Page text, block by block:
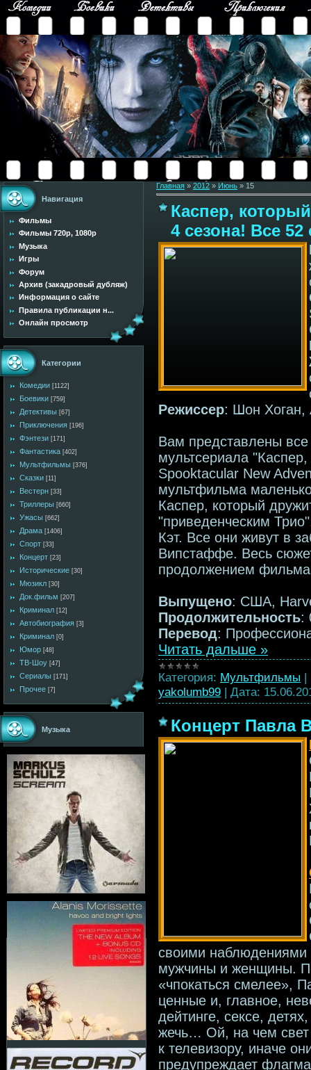
Навигация
Фильмы
Фильмы 720p, 1080p
Музыка
Игры
Форум
Архив (закадровый дубляж)
Информация о сайте
Правила публикации н...
Онлайн просмотр
Категории
Комедии [1122]
Боевики [759]
Детективы [67]
Приключения [196]
Фэнтези [171]
Фантастика [402]
Мультфильмы [376]
Сказки [11]
Вестерн [33]
Триллеры [660]
Ужасы [662]
Драма [1406]
Спорт [33]
Концерт [23]
Исторические [30]
Мюзикл [30]
Док.фильм [207]
Криминал [12]
Автобиография [3]
Криминал [0]
Юмор [48]
ТВ-Шоу [47]
Сериалы [171]
Прочее [7]
Музыка
Главная » 2012 » Июнь » 15
Каспер,
4 сезона! Все 52
Режиссер: Шон Хоган,
Вам представлены все
мультсериала
Spooktacular New
мультфильма
Каспер, который
"приведенческим
Кэт. Все они живут в
Випстаффе. Весь
продолжением
Выпущено: США,
Продолжительность:
Перевод:
Читать дальше »
Категория: Мультфильмы |
yakolumb99 | Дата:
Концерт Павла
своими наблюдениями
мужчины и женщины.
«чпокаться смелее»,
ценные и, главное,
дейтинге, сексе,
жечь… Ой, на чем свет
к телевизору, иначе
предупреждает